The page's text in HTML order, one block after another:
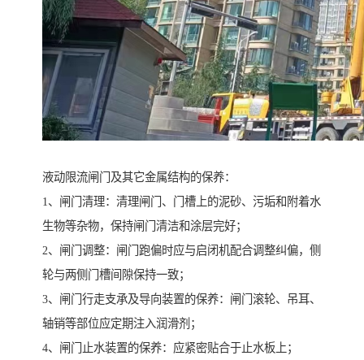
液动限流闸门及其它金属结构的保养：
1、闸门清理：清理闸门、门槽上的泥砂、污垢和附着水
生物等杂物，保持闸门清洁和涂层完好；
2、闸门调整：闸门跑偏时应与启闭机配合调整纠偏，侧
轮与两侧门槽间隙保持一致；
3、闸门行走支承及导向装置的保养：闸门滚轮、吊耳、
轴销等部位应定期注入润滑剂；
4、闸门止水装置的保养：应紧密贴合于止水板上；